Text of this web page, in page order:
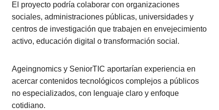
El proyecto podría colaborar con organizaciones
sociales, administraciones públicas, universidades y
centros de investigación que trabajen en envejecimiento
activo, educación digital o transformación social.
Ageingnomics y SeniorTIC aportarían experiencia en
acercar contenidos tecnológicos complejos a públicos
no especializados, con lenguaje claro y enfoque
cotidiano.